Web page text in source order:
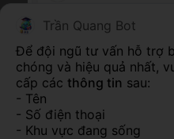
FANPAGE TP HỒ CHÍ
Trần Quang Bot
Để đội ngũ tư vấn hỗ trợ
chóng và hiệu quả nhất,
cấp các thông tin sau:
- Tên
- Số điện thoại
- Khu vực đang sống